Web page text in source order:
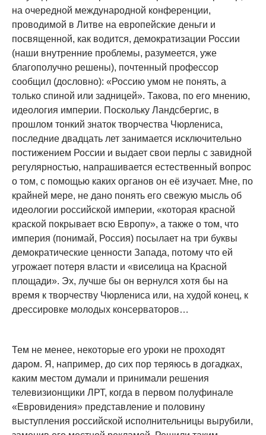
на очередной международной конференции,
проводимой в Литве на европейские деньги и
посвященной, как водится, демократизации России
(наши внутренние проблемы, разумеется, уже
благополучно решены), почтенный профессор
сообщил (дословно): «Россию умом не понять, а
только спиной или задницей». Такова, по его мнению,
идеология империи. Поскольку Ландсбергис, в
прошлом тонкий знаток творчества Чюрлениса,
последние двадцать лет занимается исключительно
постижением России и выдает свои перлы с завидной
регулярностью, напрашивается естественный вопрос
о том, с помощью каких органов он её изучает. Мне, по
крайней мере, не дано понять его свежую мысль об
идеологии российской империи, «которая красной
краской покрывает всю Европу», а также о том, что
империя (понимай, Россия) посылает на три буквы
демократические ценности Запада, потому что ей
угрожает потеря власти и «виселица на Красной
площади». Эх, лучше бы он вернулся хотя бы на
время к творчеству Чюрлениса или, на худой конец, к
дрессировке молодых консерваторов…
Тем не менее, некоторые его уроки не проходят
даром. Я, например, до сих пор теряюсь в догадках,
каким местом думали и принимали решения
телевизионщики ЛРТ, когда в первом полуфинале
«Евровидения» представление и половину
выступления российской исполнительницы вырубили,